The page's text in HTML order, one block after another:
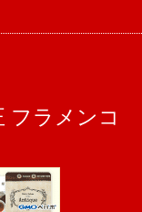
フラメンコ